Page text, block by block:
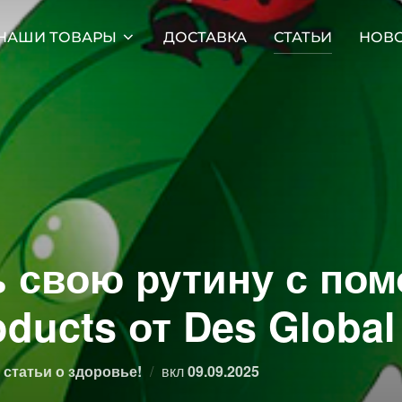
ТОВАРЫ ДОСТАВКА СТАТЬИ
свою рутину с
от Des Global
о здоровье! вклОпубликовано
09.09.2025